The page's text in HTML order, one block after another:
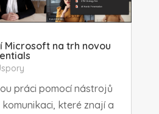
Microsoft na trh novou
práci pomocí nástrojů
které znají a